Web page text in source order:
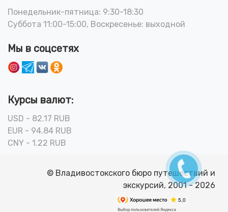
Понедельник-пятница: 9:30-18:30
Суббота 11:00-15:00, Воскресенье: выходной
Мы в соцсетях
Курсы валют:
USD - 82.17 RUB
EUR - 94.84 RUB
CNY - 1.22 RUB
© Владивостокского бюро путешествий и
экскурсий, 2001 - 2026